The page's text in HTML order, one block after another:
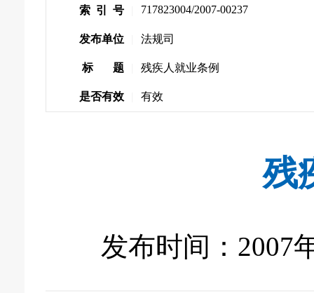
索 引 号 717823004/2007-00237
发布单位 法规司
标 题 残疾人就业条例
是否有效 有效
残
发布时间：2007